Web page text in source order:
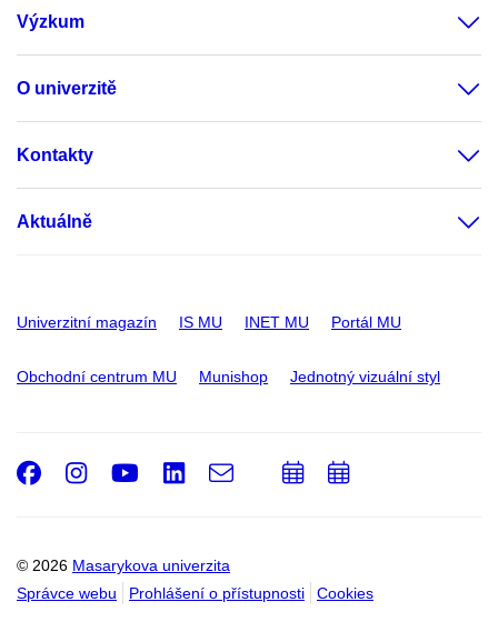
Výzkum
O univerzitě
Kontakty
Aktuálně
Univerzitní magazín IS MU INET MU Portál MU
Obchodní centrum MU Munishop Jednotný vizuální styl
© 2026 Masarykova univerzita
Správce webu
Prohlášení o přístupnosti Cookies
Facebook
Instagram
Youtube
LinkedIn
e-
PřidatPřidat